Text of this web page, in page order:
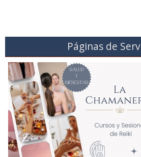
Páginas de